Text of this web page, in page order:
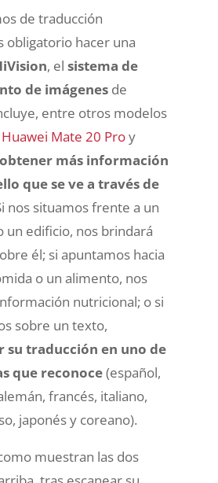
de traducción
obligatorio hacer una
, el sistema de
de imágenesde
entre otros modelos
Huawei Mate 20 Proy
más información
que se ve a través de
nos situamos frente a un
un edificio, nos brindará
él; si apuntamos hacia
o un alimento, nos
nutricional; o si
sobre un texto,
su traducción en uno de
que reconoce(español,
francés, italiano,
japonés y coreano).
muestran las dos